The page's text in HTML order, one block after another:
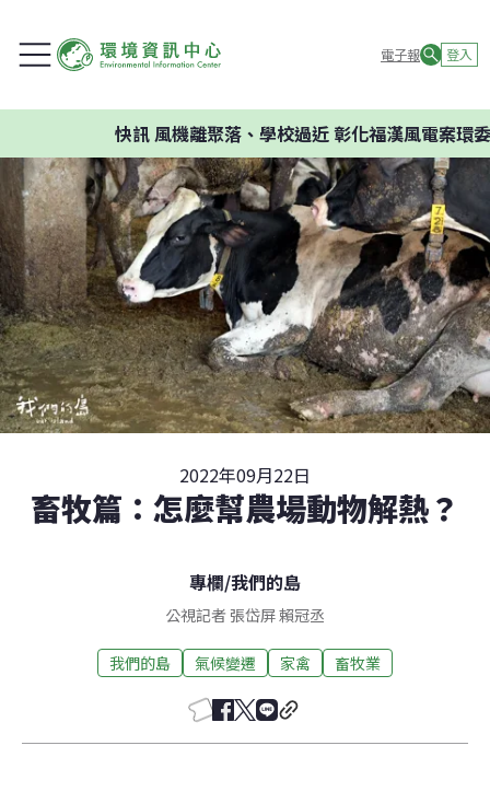
電子報 登入
風機離聚落、學校過近 彰化福漢風電案環委建議
2022年09月22日
畜牧篇：怎麼幫農場動物解熱？
專欄/我們的島
公視記者 張岱屏 賴冠丞
我們的島 氣候變遷 家禽 畜牧業